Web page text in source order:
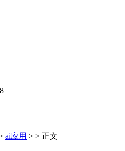
ai应用 > > 正文